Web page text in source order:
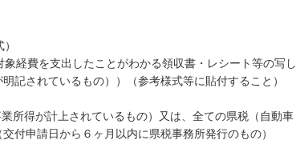
経費を支出したことがわかる領収書・レシート等の写し
記されているもの））（参考様式等に貼付すること）
所得が計上されているもの）又は、全ての県税（自動車
付申請日から６ヶ月以内に県税事務所発行のもの）